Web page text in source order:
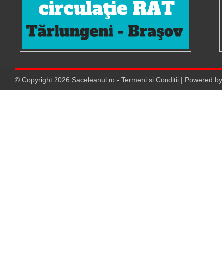
© Copyright 2026 Saceleanul.ro - Termeni si Conditii | Powered